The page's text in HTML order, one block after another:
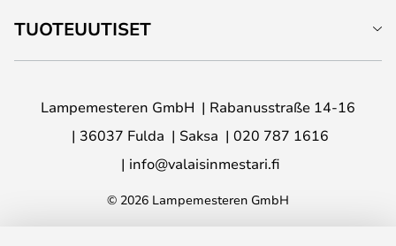
TUOTEUUTISET
Lampemesteren GmbH
Rabanusstraße 14-16
36037 Fulda
Saksa
020 787 1616
info@valaisinmestari.fi
© 2026 Lampemesteren GmbH